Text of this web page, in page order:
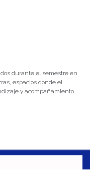
durante el semestre en
espacios donde el
y acompañamiento.